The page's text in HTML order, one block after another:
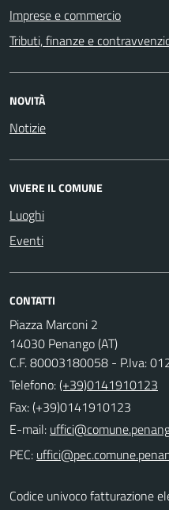
Imprese e commercio
Tributi, finanze e
NOVITÀ
Notizie
VIVERE IL COMUNE
Luoghi
Eventi
CONTATTI
Piazza Marconi 2
14030 Penango (AT)
C.F. 80003180058 - P.Iva:
Telefono:(+39)0141910123
Fax: (+39)0141910123
E-mail:
PEC:
Codice univoco fatturazione